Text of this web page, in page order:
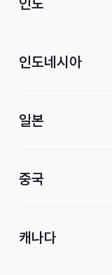
인도네시아
일본
중국
캐나다